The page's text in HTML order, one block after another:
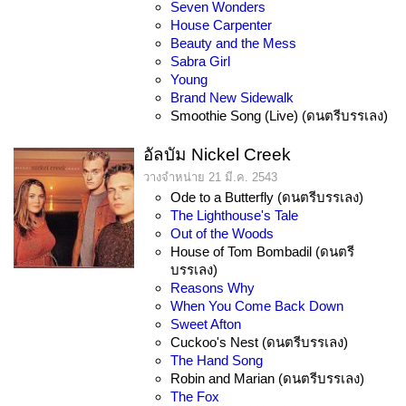
Seven Wonders
House Carpenter
Beauty and the Mess
Sabra Girl
Young
Brand New Sidewalk
Smoothie Song (Live) (ดนตรีบรรเลง)
อัลบัม Nickel Creek
วางจำหน่าย 21 มี.ค. 2543
Ode to a Butterfly (ดนตรีบรรเลง)
The Lighthouse's Tale
Out of the Woods
House of Tom Bombadil (ดนตรี
บรรเลง)
Reasons Why
When You Come Back Down
Sweet Afton
Cuckoo's Nest (ดนตรีบรรเลง)
The Hand Song
Robin and Marian (ดนตรีบรรเลง)
The Fox